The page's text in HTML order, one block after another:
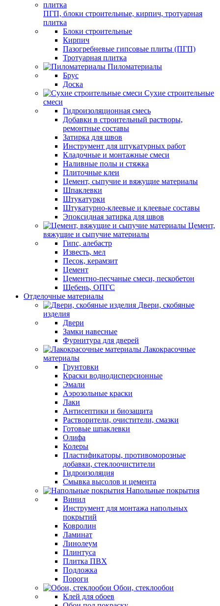
ПГП, блоки строительные, кирпич, тротуарная
плитка
Блоки строительные
Кирпич
Пазогребневые гипсовые плиты (ПГП)
Тротуарная плитка
Пиломатериалы
Брус
Доска
Сухие строительные
смеси
Гидроизоляционная смесь
Добавки в строительный растворы,
ремонтные составы
Затирка для швов
Инструмент для штукатурных работ
Кладочные и монтажные смеси
Наливные полы и стяжка
Плиточные клеи
Цемент, сыпучие и вяжущие материалы
Шпаклевки
Штукатурки
Штукатурно-клеевые и клеевые составы
Эпоксидная затирка для швов
Цемент,
вяжущие и сыпучие материалы
Гипс, алебастр
Известь, мел
Песок, керамзит
Цемент
Цементно-песчаные смеси, пескобетон
Щебень, ОПГС
Отделочные материалы
Двери, скобяные
изделия
Двери
Замки навесные
Фурнитура для дверей
Лакокрасочные
материалы
Грунтовки
Краски воднодисперсионные
Эмали
Аэрозольные краски
Лаки
Антисептики и биозащита
Растворители, очистители, смазки
Готовые шпаклевки
Олифа
Колеры
Пластификаторы, противоморозные
добавки, стеклоочистители
Гидроизоляция
Смывка высолов и цемента
Напольные покрытия
Винил
Инструмент для монтажа напольных
покрытий
Ковролин
Ламинат
Линолеум
Плинтуса
Плитка ПВХ
Подложка
Пороги
Обои, стеклообои
Клей для обоев